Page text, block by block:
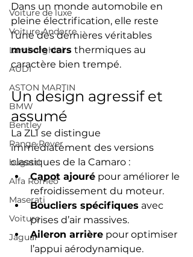
Voiture de luxe
Voiture Andorre
Lamborghini
AUDI
ASTON MARTIN
BMW
Bentley
Range Rover
bugatti
Alfa Romeo
Maserati
Voiture
Jaguar
Dans un monde automobile en
pleine électrification, elle reste
l’une des dernières véritables
muscle cars thermiques au
caractère bien trempé.
Un design agressif et
assumé
La ZL1 se distingue
immédiatement des versions
classiques de la Camaro :
Capot ajouré pour améliorer le
refroidissement du moteur.
Boucliers spécifiques avec
prises d’air massives.
Aileron arrière pour optimiser
l’appui aérodynamique.